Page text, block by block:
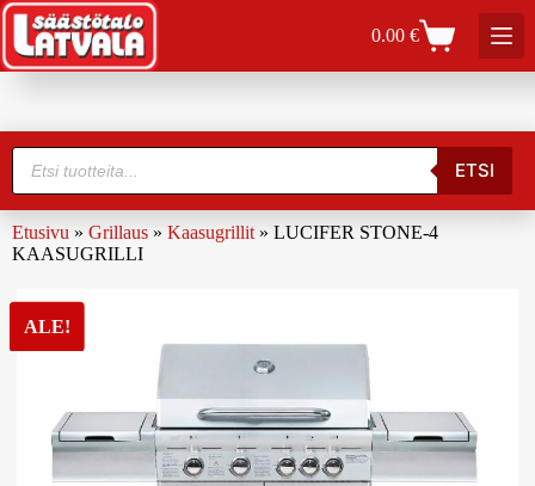
0.00€
ETSI
Etusivu » Grillaus » Kaasugrillit » LUCIFER STONE-4
KAASUGRILLI